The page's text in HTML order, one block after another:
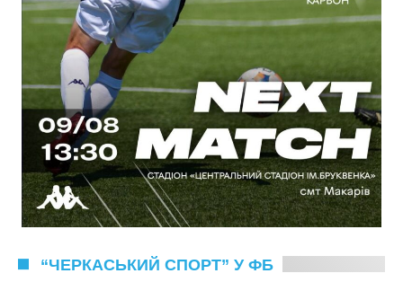
“ЧЕРКАСЬКИЙ СПОРТ” У ФБ